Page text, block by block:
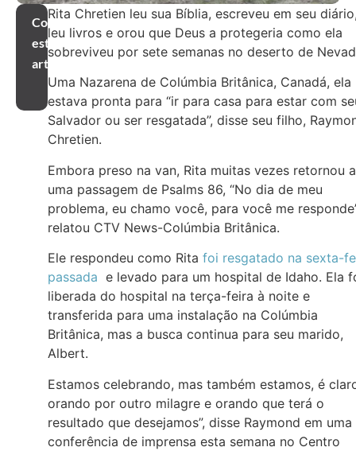
Compartilhar
este
artigo
Rita Chretien leu sua Bíblia, escreveu em seu
leu livros e orou que Deus a protegeria como ela
sobreviveu por sete semanas no deserto de
Uma Nazarena de Colúmbia Britânica, Canadá, ela
estava pronta para “ir para casa para estar com
Salvador ou ser resgatada”, disse seu filho,
Chretien.
Embora preso na van, Rita muitas vezes retornou a
uma passagem de Psalms 86, “No dia de meu
problema, eu chamo você, para você me
relatou CTV News-Colúmbia Britânica.
Ele respondeu como Rita foi resgatado na sexta-
passada e levado para um hospital de Idaho. Ela
liberada do hospital na terça-feira à noite e
transferida para uma instalação na Colúmbia
Britânica, mas a busca continua para seu marido,
Albert.
Estamos celebrando, mas também estamos, é
orando por outro milagre e orando que terá o
resultado que desejamos”, disse Raymond em uma
conferência de imprensa esta semana no Centro